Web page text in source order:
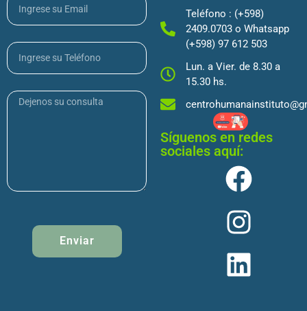
Enviar
Teléfono : (+598)
2409.0703 o Whatsapp
(+598) 97 612 503
Lun. a Vier. de 8.30 a
15.30 hs.
Síguenos en redes
sociales aquí: